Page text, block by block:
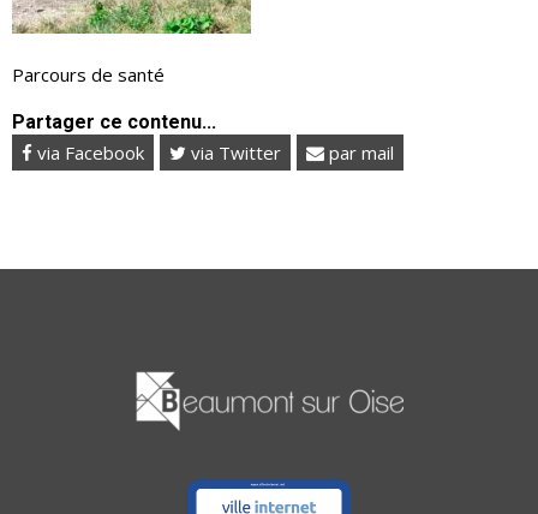
Parcours de santé
Partager ce contenu...
via Facebook via Twitter par mail